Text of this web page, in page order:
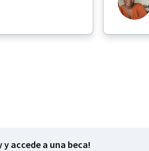
y accede a una beca!